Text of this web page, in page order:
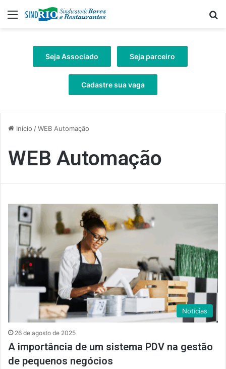
Menu
Seja Associado Seja parceiro
Cadastre sua vaga
Início /WEB Automação
WEB Automação
Notícias
26 de agosto de 2025
A importância de um sistema PDV na gestão
de pequenos negócios